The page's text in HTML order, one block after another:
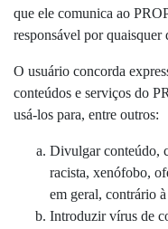
que ele comunica ao
responsável por quaisquer
O usuário concorda
conteúdos e serviços do
usá-los para, entre outros:
Divulgar conteúdo,
racista, xenófobo,
em geral, contrário
Introduzir vírus de